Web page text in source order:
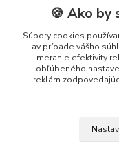
+421
Po-Pia, 13-17
info@presmartfon.sk
🍪 Ako by
Súbory cookies
av prípade vášho
meranie efektivity
obľúbeného
reklám